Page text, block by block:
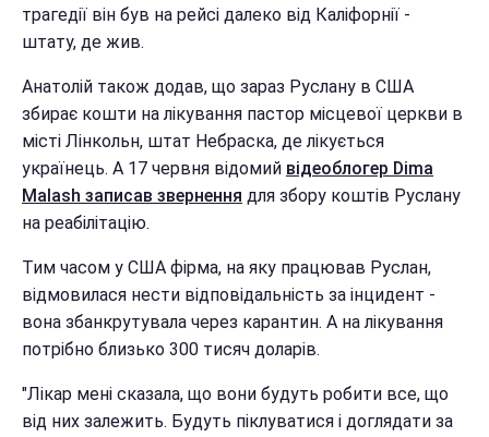
трагедії він був на рейсі далеко від Каліфорнії -
штату, де жив.
Анатолій також додав, що зараз Руслану в США
збирає кошти на лікування пастор місцевої церкви в
місті Лінкольн, штат Небраска, де лікується
українець. А 17 червня відомий відеоблогер Dima
Malash записав звернення для збору коштів Руслану
на реабілітацію.
Тим часом у США фірма, на яку працював Руслан,
відмовилася нести відповідальність за інцидент -
вона збанкрутувала через карантин. А на лікування
потрібно близько 300 тисяч доларів.
"Лікар мені сказала, що вони будуть робити все, що
від них залежить. Будуть піклуватися і доглядати за